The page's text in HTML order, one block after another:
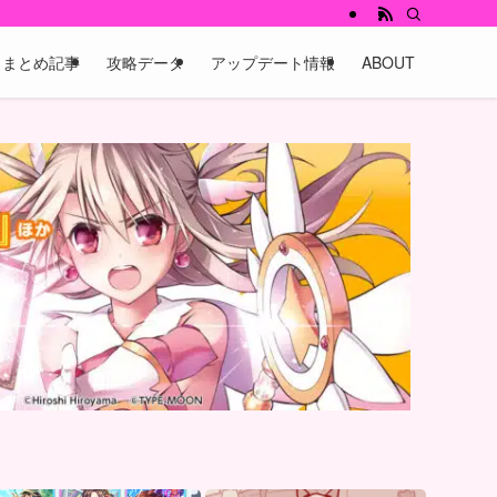
まとめ記事 攻略データ アップデート情報 ABOUT